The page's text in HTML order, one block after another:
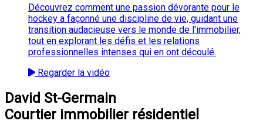
Découvrez comment une passion dévorante pour le
hockey a façonné une discipline de vie, guidant une
transition audacieuse vers le monde de l'immobilier,
tout en explorant les défis et les relations
professionnelles intenses qui en ont découlé.
Regarder la vidéo
David St-Germain
Courtier immobilier résidentiel